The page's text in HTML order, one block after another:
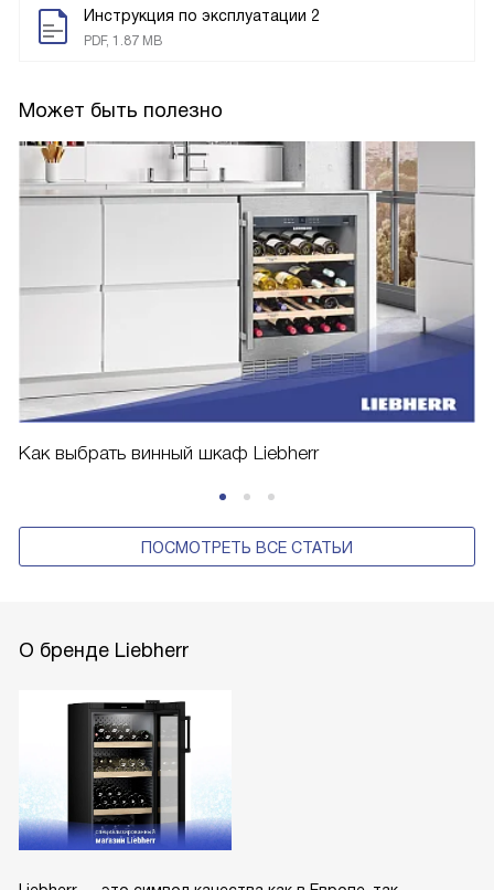
Инструкция по эксплуатации 2
PDF, 1.87 MB
Может быть полезно
Как выбрать винный шкаф Liebherr
ПОСМОТРЕТЬ ВСЕ СТАТЬИ
О бренде Liebherr